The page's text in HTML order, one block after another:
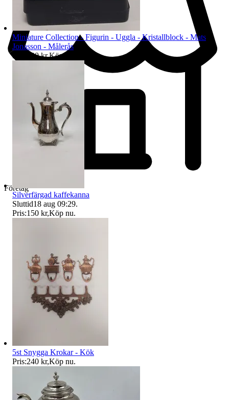
Företag
Miniature Collection - Figurin - Uggla - Kristallblock - Mats
Jonasson - Målerås
Pris:
200 kr,Köp nu
Silverfärgad kaffekanna
Sluttid18 aug 09:29.
Pris:150 kr,Köp nu.
5st Snygga Krokar - Kök
Pris:240 kr,Köp nu.